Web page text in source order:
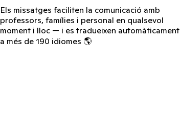
Els missatges faciliten la comunicació amb
professors, famílies i personal en qualsevol
moment i lloc — i es tradueixen automàticament
a més de 190 idiomes 🌎